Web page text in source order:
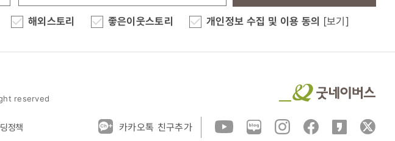
해외스토리 좋은이웃스토리 개인정보 수집 및 이용 동의 [보기]
reserved
정책 카카오톡 친구추가